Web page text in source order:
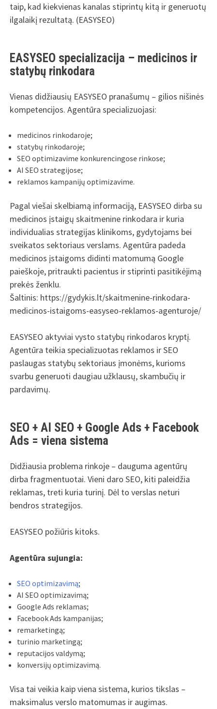
taip, kad kiekvienas kanalas stiprintų kitą ir generuotų
ilgalaikį rezultatą. (EASYSEO)
EASYSEO specializacija – medicinos ir
statybų rinkodara
Vienas didžiausių EASYSEO pranašumų – gilios nišinės
kompetencijos. Agentūra specializuojasi:
medicinos rinkodaroje;
statybų rinkodaroje;
SEO optimizavime konkurencingose rinkose;
AI SEO strategijose;
reklamos kampanijų optimizavime.
Pagal viešai skelbiamą informaciją, EASYSEO dirba su
medicinos įstaigų skaitmenine rinkodara ir kuria
individualias strategijas klinikoms, gydytojams bei
sveikatos sektoriaus verslams. Agentūra padeda
medicinos įstaigoms didinti matomumą Google
paieškoje, pritraukti pacientus ir stiprinti pasitikėjimą
prekės ženklu.
Šaltinis: https://gydykis.lt/skaitmenine-rinkodara-
medicinos-istaigoms-easyseo-reklamos-agenturoje/
EASYSEO aktyviai vysto statybų rinkodaros kryptį.
Agentūra teikia specializuotas reklamos ir SEO
paslaugas statybų sektoriaus įmonėms, kurioms
svarbu generuoti daugiau užklausų, skambučių ir
pardavimų.
SEO + AI SEO + Google Ads + Facebook
Ads = viena sistema
Didžiausia problema rinkoje – dauguma agentūrų
dirba fragmentuotai. Vieni daro SEO, kiti paleidžia
reklamas, treti kuria turinį. Dėl to verslas neturi
bendros strategijos.
EASYSEO požiūris kitoks.
Agentūra sujungia:
SEO optimizavimą;
AI SEO optimizavimą;
Google Ads reklamas;
Facebook Ads kampanijas;
remarketingą;
turinio marketingą;
reputacijos valdymą;
konversijų optimizavimą.
Visa tai veikia kaip viena sistema, kurios tikslas –
maksimalus verslo matomumas ir augimas.